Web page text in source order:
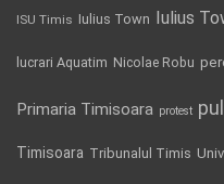
ISU Timis Iulius Town Iulius
lucrari Aquatim Nicolae Robu
Primaria Timisoara protest
Timisoara Tribunalul Timis